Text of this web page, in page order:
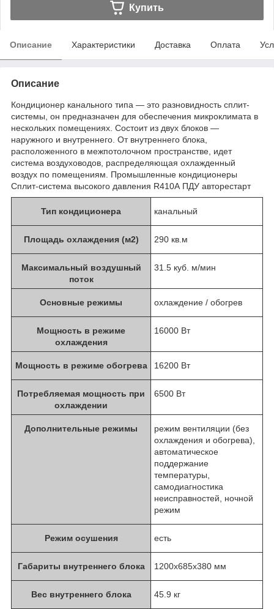
Купить
Описание Характеристики Доставка Оплата
Описание
Кондиционер канального типа — это разновидность сплит-
системы, он предназначен для обеспечения микроклимата в
нескольких помещениях. Состоит из двух блоков —
наружного и внутреннего. От внутреннего блока,
расположенного в межпотолочном пространстве, идет
система воздуховодов, распределяющая охлажденный
воздух по помещениям. Промышленные кондиционеры
Сплит-система высокого давления R410А ПДУ авторестарт
Тип кондиционера канальный
Площадь охлаждения (м2) 290 кв.м
Максимальный воздушный
поток
31.5 куб. м/мин
Основные режимы охлаждение / обогрев
Мощность в режиме
охлаждения
16000 Вт
Мощность в режиме обогрева 16200 Вт
Потребляемая мощность при
охлаждении
6500 Вт
Дополнительные режимы
режим вентиляции (без
охлаждения и обогрева),
автоматическое
поддержание
температуры,
самодиагностика
неисправностей, ночной
режим
Режим осушения есть
Габариты внутреннего блока 1200x685x380 мм
Вес внутреннего блока 45.9 кг